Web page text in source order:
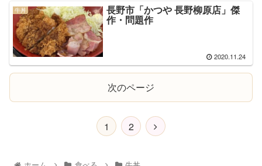
牛丼 長野市「かつや 長野柳原店」傑
作・問題作
2020.11.24
次のページ
1 2